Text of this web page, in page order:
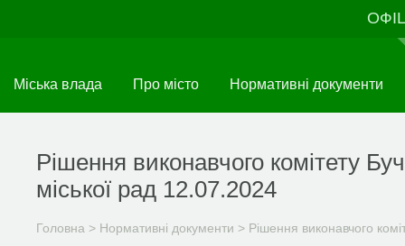
Міська влада Про місто Нормативні документи
Рішення виконавчого комітету
міської рад 12.07.2024
Головна > Нормативні документи > Рішення виконавчого